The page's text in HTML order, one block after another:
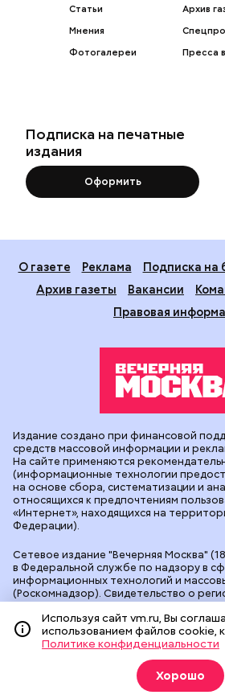
Статьи
Мнения
Фотогалереи
Архив
Пресса
Подписка на печатные
издания
Оформить
О газете Реклама
Подписка на
Архив газеты
Вакансии
Правовая
Сетевое издание "Вечерняя Москва"
в Федеральной службе по надзору в
информационных технологий и
(Роскомнадзор). Свидетельство о
90524 от 09.12.2025. Учредитель: АО
"Вечерняя Москва". Главный редактор
Геннадьевич Глуходедов. Адрес
Бумажный пр-д, д. 14, стр. 2. Телефон:
. Почта для связи
Издание создано при финансовой
средств массовой информации и
На сайте применяются
(информационные технологии
на основе сбора, систематизации и
относящихся к предпочтениям
«Интернет», находящихся на
Федерации).
Используя сайт vm.ru, Вы
использованием файлов cookie,
Политике конфиденциальности
Хорошо